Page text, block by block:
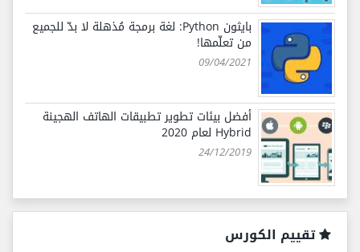
بايثون Python: لغة برمجة مُذهلة لا بدّ للجميع
من تعلّمها!
09/04/2021
أفضل بيئات تطوير تطبيقات الهاتف الهجينة
Hybrid لعام 2020
24/12/2019
تقييم الكورس